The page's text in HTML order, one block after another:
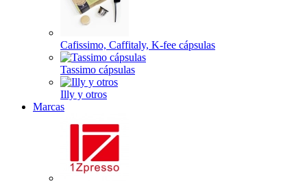
Cafissimo, Caffitaly, K-fee cápsulas
Tassimo cápsulas
Illy y otros
Marcas